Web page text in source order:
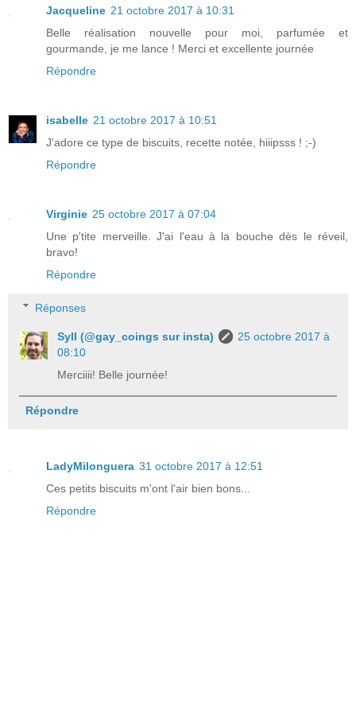
Jacqueline 21 octobre 2017 à 10:31
Belle réalisation nouvelle pour moi, parfumée et
gourmande, je me lance ! Merci et excellente journée
Répondre
isabelle 21 octobre 2017 à 10:51
J'adore ce type de biscuits, recette notée, hiiipsss ! ;-)
Répondre
Virginie 25 octobre 2017 à 07:04
Une p'tite merveille. J'ai l'eau à la bouche dès le réveil,
bravo!
Répondre
Réponses
Syll (@gay_coings sur insta)
25 octobre 2017 à
08:10
Merciiii! Belle journée!
Répondre
LadyMilonguera 31 octobre 2017 à 12:51
Ces petits biscuits m'ont l'air bien bons...
Répondre